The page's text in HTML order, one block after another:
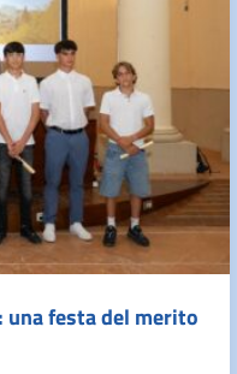
una festa del merito